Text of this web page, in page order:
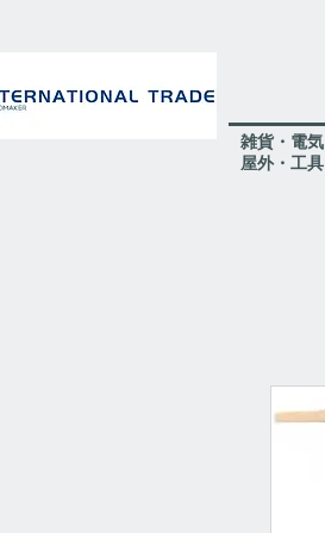
​雑貨・電気
​屋外・工具